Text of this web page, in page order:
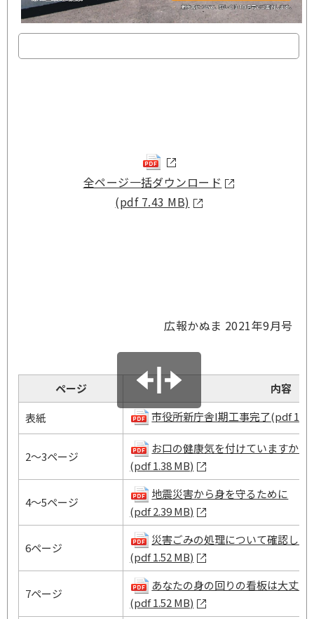
全ページ一括ダウンロード
(pdf 7.43 MB)
広報かぬま 2021年9月号
ページ
内容
表紙
市役所新庁舎I期工事完了(pdf
2～3ページ
お口の健康気を付けていますか？
(pdf 1.38 MB)
4～5ページ
地震災害から身を守るために
(pdf 2.39 MB)
6ページ
災害ごみの処理について確認しま
(pdf 1.52 MB)
7ページ
あなたの身の回りの看板は大丈夫
(pdf 1.52 MB)